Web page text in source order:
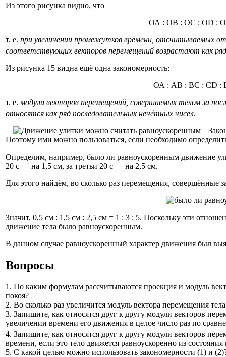
Из этого рисунка видно, что
ОА : ОВ : ОС :
т. е. при увеличении промежутков времени, отсчитываемых
соответствующих векторов перемещений возрастают как
Из рисунка 15 видна ещё одна закономерность:
ОА : АВ : ВС :
т. е. модули векторов перемещений, совершаемых телом за
относятся как ряд последовательных нечётных чисел.
Поэтому ими можно пользоваться, если необходимо
Определим, например, было ли равноускоренным движение
20 с — на 1,5 см, за третьи 20 с — на 2,5 см.
Для этого найдём, во сколько раз перемещения,
Значит, 0,5 см : 1,5 см : 2,5 см = 1 : 3 : 5. Поскольку эти
движение тела было равноускоренным.
В данном случае равноускоренный характер движения был
Вопросы
1. По каким формулам рассчитываются проекция и модуль
покоя?
2. Во сколько раз увеличится модуль вектора перемещения
3. Запишите, как относятся друг к другу модули векторов
увеличении времени его движения в целое число раз по
4. Запишите, как относятся друг к другу модули векторов
времени, если это тело движется равноускоренно из состояния
5. С какой целью можно использовать закономерности (1) и